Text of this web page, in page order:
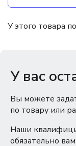
У этого товара
У вас
Вы можете
по товару или
Наши
обязательно